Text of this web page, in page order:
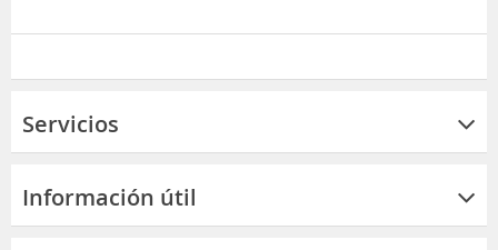
Servicios
Información útil